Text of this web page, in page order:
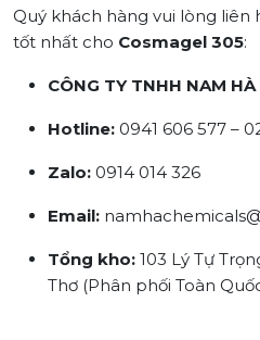
Quý khách hàng vui lòng liên
tốt nhất cho Cosmagel 305:
CÔNG TY TNHH NAM HÀ
Hotline: 0941 606 577 –
Zalo: 0914 014 326
Email:
Tổng kho: 103 Lý Tự
Thơ (Phân phối Toàn